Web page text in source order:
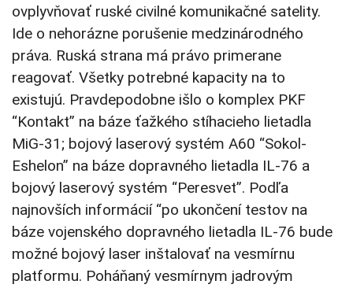
ovplyvňovať ruské civilné komunikačné satelity.
Ide o nehorázne porušenie medzinárodného
práva. Ruská strana má právo primerane
reagovať. Všetky potrebné kapacity na to
existujú. Pravdepodobne išlo o komplex PKF
“Kontakt” na báze ťažkého stíhacieho lietadla
MiG-31; bojový laserový systém A60 “Sokol-
Eshelon” na báze dopravného lietadla IL-76 a
bojový laserový systém “Peresvet”. Podľa
najnovších informácií “po ukončení testov na
báze vojenského dopravného lietadla IL-76 bude
možné bojový laser inštalovať na vesmírnu
platformu. Poháňaný vesmírnym jadrovým